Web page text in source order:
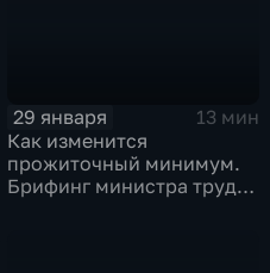
29 января
13 мин
Как изменится
прожиточный минимум.
Брифинг министра труда